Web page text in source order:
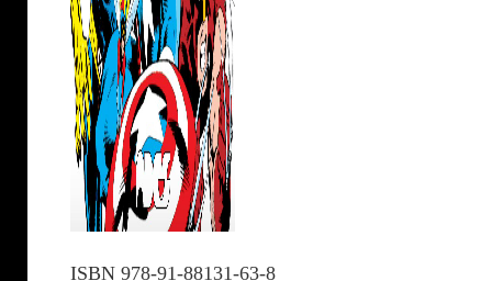
ISBN 978-91-88131-63-8